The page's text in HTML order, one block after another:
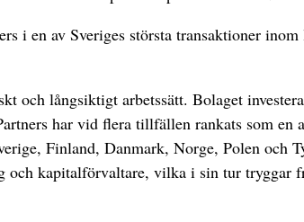
i en av Sveriges största transaktioner
och långsiktigt arbetssätt. Bolaget
har vid flera tillfällen rankats som en
Finland, Danmark, Norge, Polen och
och kapitalförvaltare, vilka i sin tur